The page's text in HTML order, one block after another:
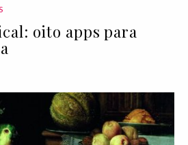
oito apps para